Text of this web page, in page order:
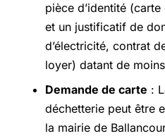
pièce d’identité
et un justificatif de
d’électricité, contrat
loyer) datant de
Demande de carte :
déchetterie peut être
la mairie de